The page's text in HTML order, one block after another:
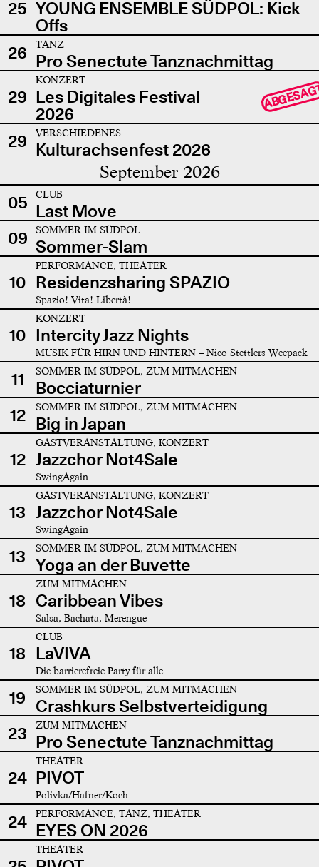
25 YOUNG ENSEMBLE SÜDPOL: Kick
Offs
26
TANZ
Pro Senectute Tanznachmittag
29
KONZERT
Les Digitales Festival
2026
29 VERSCHIEDENES
Kulturachsenfest 2026
September 2026
05 CLUB
Last Move
09
SOMMER IM SÜDPOL
Sommer-Slam
10
PERFORMANCE, THEATER
Residenzsharing SPAZIO
Spazio! Vita! Libertà!
10
KONZERT
Intercity Jazz Nights
MUSIK FÜR HIRN UND HINTERN – Nico Stettlers Weepack
11 SOMMER IM SÜDPOL, ZUM MITMACHEN
Bocciaturnier
12
SOMMER IM SÜDPOL, ZUM MITMACHEN
Big in Japan
12
GASTVERANSTALTUNG, KONZERT
Jazzchor Not4Sale
SwingAgain
13
GASTVERANSTALTUNG, KONZERT
Jazzchor Not4Sale
SwingAgain
13 SOMMER IM SÜDPOL, ZUM MITMACHEN
Yoga an der Buvette
18
ZUM MITMACHEN
Caribbean Vibes
Salsa, Bachata, Merengue
18
CLUB
LaVIVA
Die barrierefreie Party für alle
19 SOMMER IM SÜDPOL, ZUM MITMACHEN
Crashkurs Selbstverteidigung
23
ZUM MITMACHEN
Pro Senectute Tanznachmittag
24
THEATER
PIVOT
Polivka/Hafner/Koch
24 PERFORMANCE, TANZ, THEATER
EYES ON 2026
THEATER